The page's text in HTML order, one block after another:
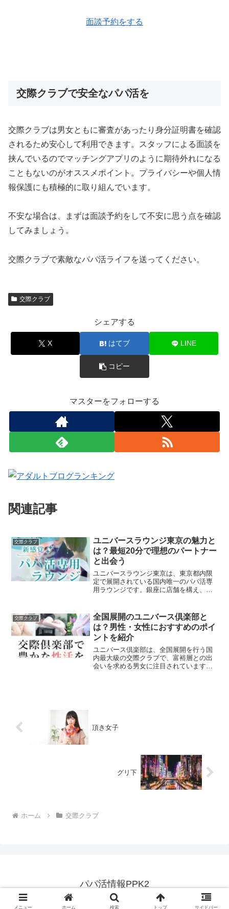
面談予約をする
交際クラブで安全なパパ活を
交際クラブは男女ともに審査があったり身分証明書を確認
されるため安心して利用できます。スタッフによる面談を
挟んでいるのでマッチングアプリのように期待外れになる
こともないのがオススメポイント。プライバシーや個人情
報保護にも積極的に取り組んでいます。
不安な場合は、まずは面談予約をして不安に思う点を確認
してみましょう。
交際クラブで素敵なパパ活ライフを送ってください。
交際クラブ
シェアする
X はてブ LINE
コピー
マスターをフォローする
関連記事
交際クラブ
ユニバースラウンジ東京の魅力と
は？最短20分で理想のパートナー
と出会う
ユニバースラウンジ東京は、東京都内限
定で展開されている国内唯一のパパ活専
用ラウンジです。銀座に店舗を構え、マ
な出会いの場となっています。完全店舗
型で、最短20分でデ...
交際クラブ
全国展開のユニバース倶楽部と
は？男性・女性におすすめのポイ
ントを紹介
ユニバース倶楽部は、全国展開を行う国
内最大級の交際クラブで、富裕層との出
会いを求める男女に注目されています。
頂き女子
グリ下
ホーム 交際クラブ
パパ活情報PPK2
© 2024 パパ活情報PPK2.
メニュー ホーム 検索 トップ サイドバー